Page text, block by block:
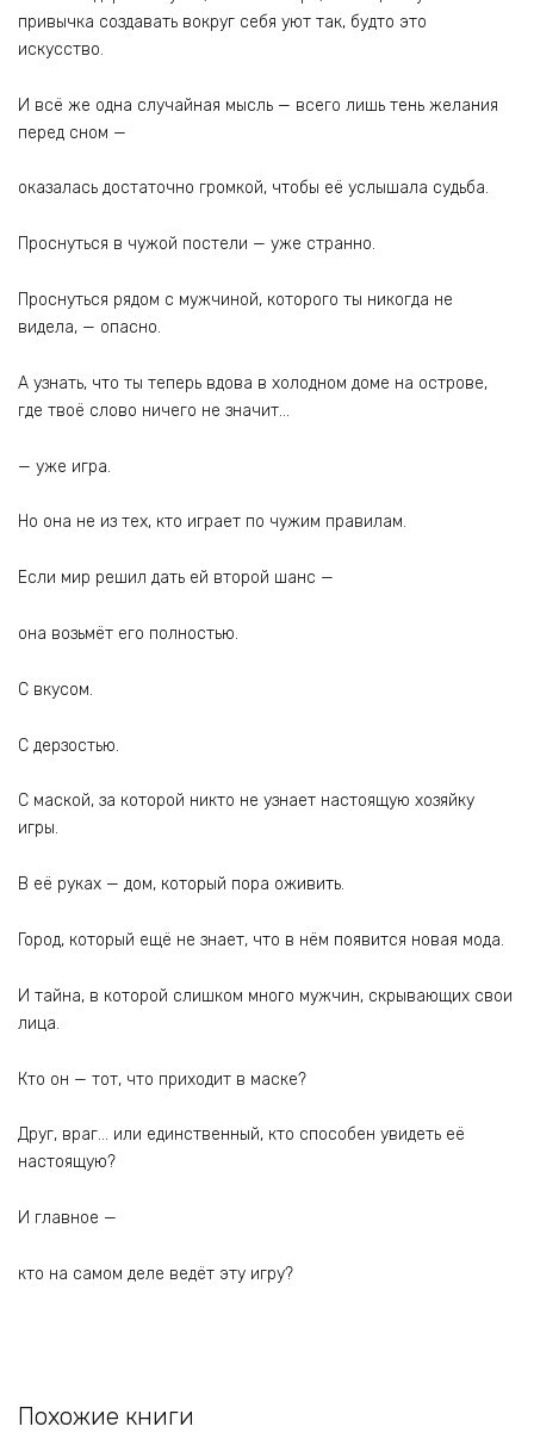
привычка создавать вокруг себя уют так, будто это
искусство.
И всё же одна случайная мысль — всего лишь тень желания
перед сном —
оказалась достаточно громкой, чтобы её услышала судьба.
Проснуться в чужой постели — уже странно.
Проснуться рядом с мужчиной, которого ты никогда не
видела, — опасно.
А узнать, что ты теперь вдова в холодном доме на острове,
где твоё слово ничего не значит…
— уже игра.
Но она не из тех, кто играет по чужим правилам.
Если мир решил дать ей второй шанс —
она возьмёт его полностью.
С вкусом.
С дерзостью.
С маской, за которой никто не узнает настоящую хозяйку
игры.
В её руках — дом, который пора оживить.
Город, который ещё не знает, что в нём появится новая мода.
И тайна, в которой слишком много мужчин, скрывающих свои
лица.
Кто он — тот, что приходит в маске?
Друг, враг… или единственный, кто способен увидеть её
настоящую?
И главное —
кто на самом деле ведёт эту игру?
Похожие книги